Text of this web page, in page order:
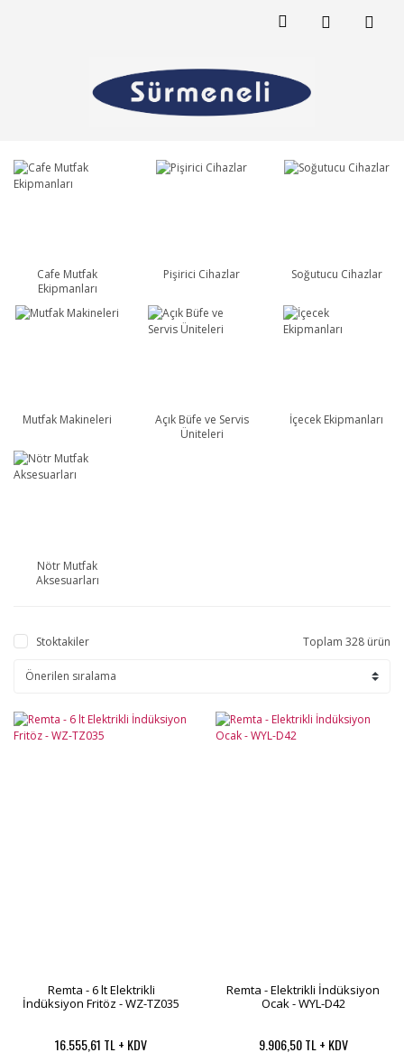
Cafe Mutfak
Ekipmanları
Pişirici Cihazlar Soğutucu Cihazlar
Mutfak Makineleri
Açık Büfe ve Servis
Üniteleri
İçecek Ekipmanları
Nötr Mutfak
Aksesuarları
Stoktakiler Toplam 328 ürün
Remta - 6 lt Elektrikli
İndüksiyon Fritöz - WZ-TZ035
16.555,61 TL + KDV
Remta - Elektrikli İndüksiyon
Ocak - WYL-D42
9.906,50 TL + KDV